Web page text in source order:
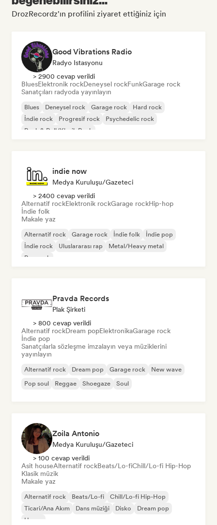
DrozRecordz'ın profilini ziyaret ettiğiniz için
Good Vibrations Radio
Radyo Istasyonu
> 2900 cevap verildi
BluesElektronik rockDeneysel rockFunkGarage rock
Sanatçıları radyoda yayınlayın
Blues Deneysel rock Garage rock
Hard rock
İndie rock
Progresif rock
Psychedelic rock
Rock & Roll/Klasik Rock
indie now
Medya Kuruluşu/Gazeteci
> 2400 cevap verildi
Alternatif rockElektronik rockGarage rockHip-hop
İndie folk
Makale yaz
Alternatif rock Garage rock İndie folk
İndie pop
İndie rock
Uluslararası rap
Metal/Heavy metal
Pop rock
Pravda Records
Plak Şirketi
> 800 cevap verildi
Alternatif rockDream popElektronikaGarage rock
İndie pop
Sanatçılarla sözleşme imzalayın veya müziklerini
yayınlayın
Alternatif rock Dream pop Garage rock
New wave
Pop soul
Reggae Shoegaze Soul
Zoila Antonio
Medya Kuruluşu/Gazeteci
> 100 cevap verildi
Asit houseAlternatif rockBeats/Lo-fiChill/Lo-fi Hip-Hop
Klasik müzik
Makale yaz
Alternatif rock Beats/Lo-fi
Chill/Lo-fi Hip-Hop
Ticari/Ana Akım
Dans müziği Disko
Dream pop
House